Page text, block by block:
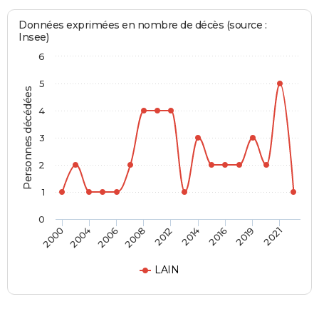
Personnes décédées
Données exprimées en nombre de décès (source :
Insee)
LAIN
2000 2004 2006 2008 2012 2014 2016 2019 2021
0
1
2
3
4
5
6